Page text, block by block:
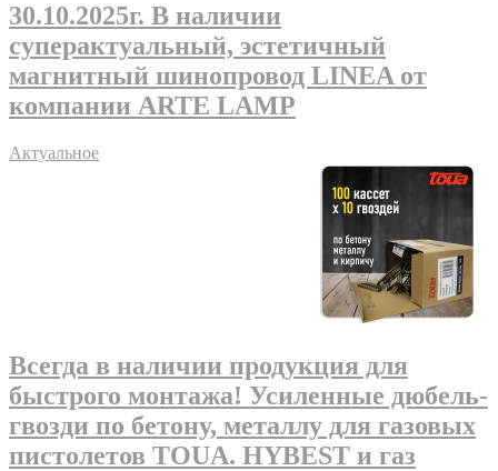
30.10.2025г. В наличии
суперактуальный, эстетичный
магнитный шинопровод LINEA от
компании ARTE LAMP
Актуальное
Всегда в наличии продукция для
быстрого монтажа! Усиленные дюбель-
гвозди по бетону, металлу для газовых
пистолетов TOUA. HYBEST и газ